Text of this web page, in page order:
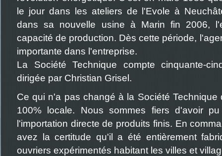
le jour dans les ateliers de l'Evole à
dans sa nouvelle usine à Marin fin 2006,
capacité de production. Dès cette période,
importante dans l'entreprise.
La Société Technique compte cinquante-
dirigée par Christian Grisel.
Ce qui n'a pas changé à la Société
100% locale. Nous sommes fiers d'avoir
l'importation directe de produits finis. En
avez la certitude qu'il a été entièrement
ouvriers expérimentés habitant les villes et